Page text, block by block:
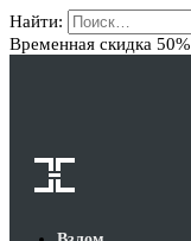
Найти:
Временная скидка 50%